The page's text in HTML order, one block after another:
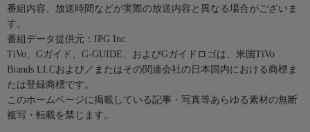
番組内容、放送時間などが実際の放送内容と異なる場合がございま
す。
番組データ提供元：IPG Inc.
TiVo、Gガイド、G-GUIDE、およびGガイドロゴは、米国TiVo
Brands LLCおよび／またはその関連会社の日本国内における商標ま
たは登録商標です。
このホームページに掲載している記事・写真等あらゆる素材の無断
複写・転載を禁じます。